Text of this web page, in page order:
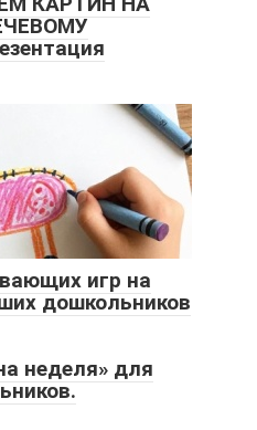
игр на
дошкольников
неделя» для